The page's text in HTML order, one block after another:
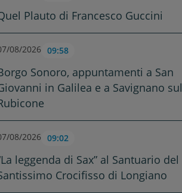
Plauto di Francesco Guccini
08/2026 09:58
Sonoro, appuntamenti a San
in Galilea e a Savignano sul
08/2026 09:02
leggenda di Sax” al Santuario del
Crocifisso di Longiano